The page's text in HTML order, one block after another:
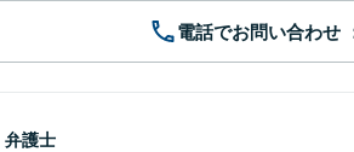
電話でお問い合わせ
弁護士